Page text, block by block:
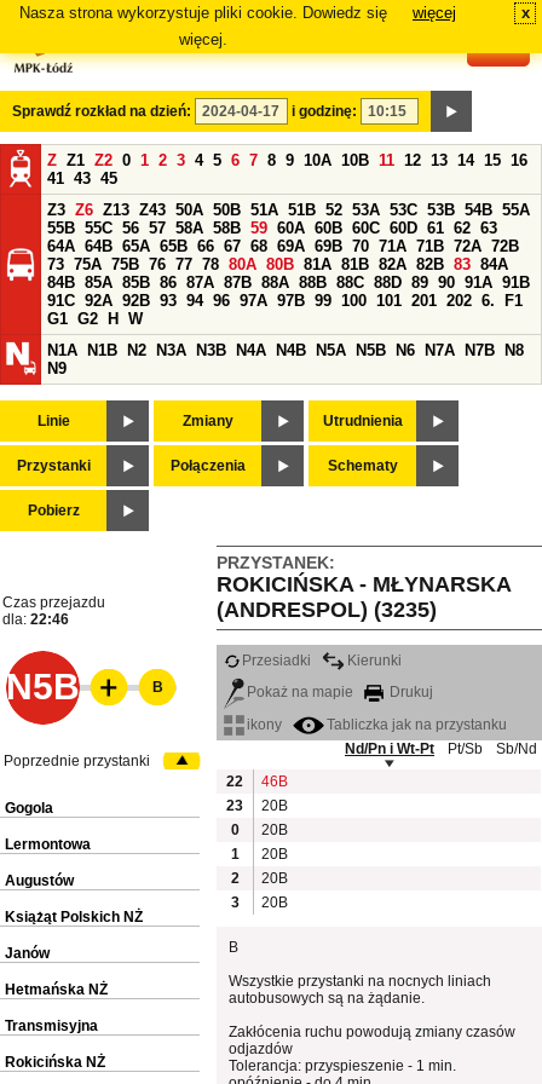
Nasza strona wykorzystuje pliki cookie. Dowiedz się
więcej.
więcej x
Sprawdź rozkład na dzień: i godzinę:
Z Z1 Z2 0 1 2 3 4 5 6 7 8 9 10A 10B 11 12 13 14 15 16
41 43 45
Z3 Z6 Z13 Z43 50A 50B 51A 51B 52 53A 53C 53B 54B 55A
55B 55C 56 57 58A 58B 59 60A 60B 60C 60D 61 62 63
64A 64B 65A 65B 66 67 68 69A 69B 70 71A 71B 72A 72B
73 75A 75B 76 77 78 80A 80B 81A 81B 82A 82B 83 84A
84B 85A 85B 86 87A 87B 88A 88B 88C 88D 89 90 91A 91B
91C 92A 92B 93 94 96 97A 97B 99 100 101 201 202 6.
F1
G1 G2 H
W
N1A
N1B N2 N3A N3B N4A N4B N5A N5B N6 N7A N7B
N8
N9
Linie Zmiany Utrudnienia
Przystanki Połączenia Schematy
Pobierz
PRZYSTANEK:
ROKICIŃSKA - MŁYNARSKA
(ANDRESPOL) (3235)
Czas przejazdu
dla: 22:46
N5B
Przesiadki
Kierunki
Pokaż na mapie
Drukuj
ikony
Tabliczka jak na przystanku
Nd/Pn i Wt-Pt
Pt/Sb
Sb/Nd
22
46B
23
20B
0
20B
1
20B
2
20B
3
20B
B
Wszystkie przystanki na nocnych liniach
autobusowych są na żądanie.
Zakłócenia ruchu powodują zmiany czasów
odjazdów
Tolerancja: przyspieszenie - 1 min.
B
Poprzednie przystanki
Gogola
Lermontowa
Augustów
Książąt Polskich NŻ
Janów
Hetmańska NŻ
Transmisyjna
Rokicińska NŻ